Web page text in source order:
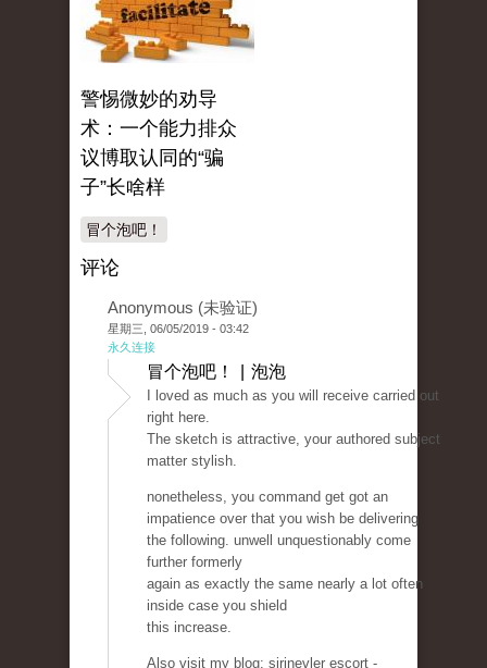
警惕微妙的劝导
术：一个能力排众
议博取认同的“骗
子”长啥样
冒个泡吧！
评论
Anonymous (未验证)
星期三, 06/05/2019 - 03:42
永久连接
冒个泡吧！ | 泡泡
I loved as much as you will receive carried out
right here.
The sketch is attractive, your authored subject
matter stylish.
nonetheless, you command get got an
impatience over that you wish be delivering
the following. unwell unquestionably come
further formerly
again as exactly the same nearly a lot often
inside case you shield
this increase.
Also visit my blog: şirinevler escort -